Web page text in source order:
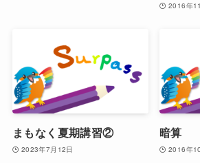
2016年
まもなく夏期講習②
2023年7月12日
暗算
2016年